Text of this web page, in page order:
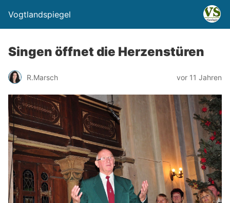
Vogtlandspiegel
Singen öffnet die Herzenstüren
R.Marsch vor 11 Jahren